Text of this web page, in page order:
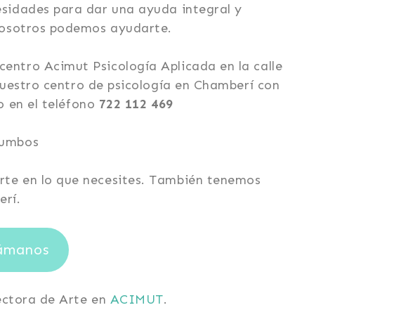
para dar una ayuda integral y
podemos ayudarte.
Acimut Psicología Aplicada en la calle
centro de psicología en Chamberí con
en el teléfono 722 112 469
en lo que necesites. También tenemos
de Arte en ACIMUT.